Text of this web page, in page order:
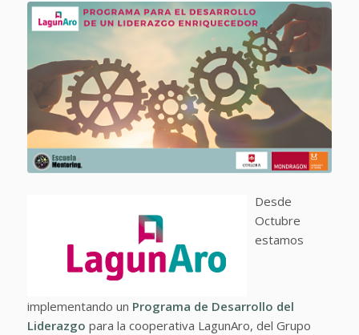
Desde
Octubre
estamos
implementando un Programa de Desarrollo del
Liderazgo para la cooperativa LagunAro, del Grupo